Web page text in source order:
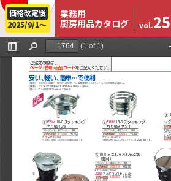
価格改定後
2025/9/1～
業務用
厨房用品カタログ vol.25